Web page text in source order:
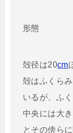
形態
殻径は20cm
殻はふくら
いるが、ふ
中央には大
とその傍ら